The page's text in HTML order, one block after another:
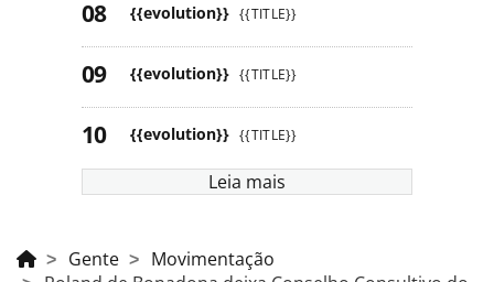
{{evolution}} {{TITLE}}
{{evolution}} {{TITLE}}
{{evolution}} {{TITLE}}
Leia mais
Gente
Movimentação